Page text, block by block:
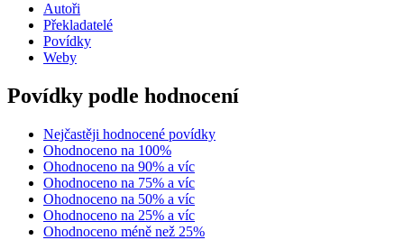
Autoři
Překladatelé
Povídky
Weby
Povídky podle hodnocení
Nejčastěji hodnocené povídky
Ohodnoceno na 100%
Ohodnoceno na 90% a víc
Ohodnoceno na 75% a víc
Ohodnoceno na 50% a víc
Ohodnoceno na 25% a víc
Ohodnoceno méně než 25%